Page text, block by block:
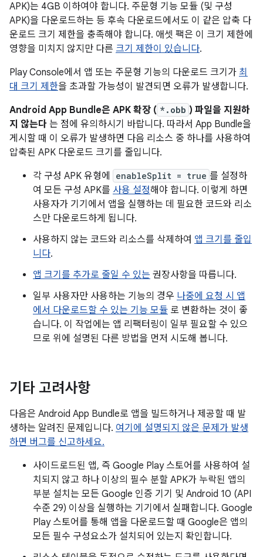
APK)는 4GB 이하여야 합니다. 주문형 기능 모듈 (및 구성
APK)을 다운로드하는 등 후속 다운로드에서도 이 같은 압축 다
운로드 크기 제한을 충족해야 합니다. 애셋 팩은 이 크기 제한에
영향을 미치지 않지만 다른 크기 제한이 있습니다.
Play Console에서 앱 또는 주문형 기능의 다운로드 크기가 최
대 크기 제한을 초과할 가능성이 발견되면 오류가 발생합니다.
Android App Bundle은 APK 확장 ( *.obb ) 파일을 지원하
지 않는다 는 점에 유의하시기 바랍니다. 따라서 App Bundle을
게시할 때 이 오류가 발생하면 다음 리소스 중 하나를 사용하여
압축된 APK 다운로드 크기를 줄입니다.
각 구성 APK 유형에
enableSplit = true 를 설정하
여 모든 구성 APK를 사용 설정해야 합니다. 이렇게 하면
사용자가 기기에서 앱을 실행하는 데 필요한 코드와 리소
스만 다운로드하게 됩니다.
사용하지 않는 코드와 리소스를 삭제하여 앱 크기를 줄입
니다.
앱 크기를 추가로 줄일 수 있는 권장사항을 따릅니다.
일부 사용자만 사용하는 기능의 경우 나중에 요청 시 앱
에서 다운로드할 수 있는 기능 모듈 로 변환하는 것이 좋
습니다. 이 작업에는 앱 리팩터링이 일부 필요할 수 있으
므로 위에 설명된 다른 방법을 먼저 시도해 봅니다.
기타 고려사항
다음은 Android App Bundle로 앱을 빌드하거나 제공할 때 발
생하는 알려진 문제입니다. 여기에 설명되지 않은 문제가 발생
하면 버그를 신고하세요.
사이드로드된 앱, 즉 Google Play 스토어를 사용하여 설
치되지 않고 하나 이상의 필수 분할 APK가 누락된 앱의
부분 설치는 모든 Google 인증 기기 및 Android 10 (API
수준 29) 이상을 실행하는 기기에서 실패합니다. Google
Play 스토어를 통해 앱을 다운로드할 때 Google은 앱의
모든 필수 구성요소가 설치되어 있는지 확인합니다.